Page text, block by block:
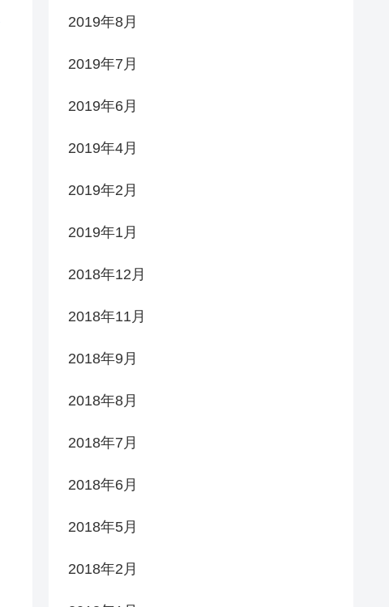
2019年8月
2019年7月
2019年6月
2019年4月
2019年2月
2019年1月
2018年12月
2018年11月
2018年9月
2018年8月
2018年7月
2018年6月
2018年5月
2018年2月